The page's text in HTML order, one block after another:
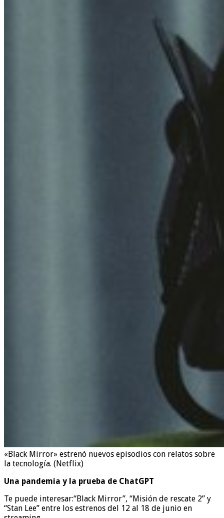
«Black Mirror» estrenó nuevos episodios con relatos sobre
la tecnología. (Netflix)
Una pandemia y la prueba de ChatGPT
Te puede interesar:“Black Mirror”, “Misión de rescate 2” y
“Stan Lee” entre los estrenos del 12 al 18 de junio en